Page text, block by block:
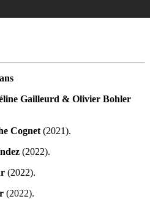
Gailleurd & Olivier Bohler
Cognet (2021).
(2022).
(2022).
(2022).